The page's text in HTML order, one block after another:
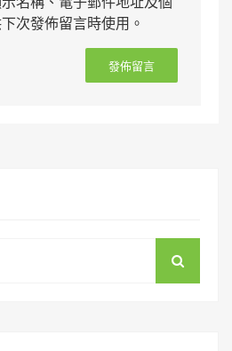
次發佈留言時使用。